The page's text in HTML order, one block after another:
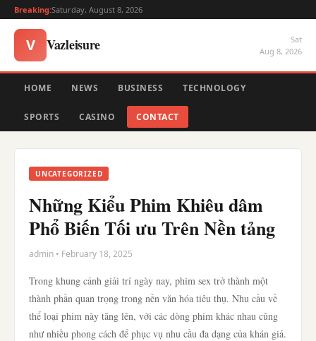
Breaking:Saturday, August 8, 2026
V Vazleisure
Sat
Aug 8, 2026
HOME NEWS BUSINESS TECHNOLOGY
SPORTS CASINO CONTACT
UNCATEGORIZED
Những Kiểu Phim Khiêu dâm
Phổ Biến Tối ưu Trên Nền tảng
admin • February 18, 2025
Trong khung cảnh giải trí ngày nay, phim sex trở thành một
thành phần quan trọng trong nền văn hóa tiêu thụ. Nhu cầu về
thể loại phim này tăng lên, với các dòng phim khác nhau cũng
như nhiều phong cách để phục vụ nhu cầu đa dạng của khán giả.